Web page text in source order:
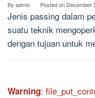
By admin Posted on December
Jenis passing dalam
suatu teknik
dengan tujuan untuk
Warning: